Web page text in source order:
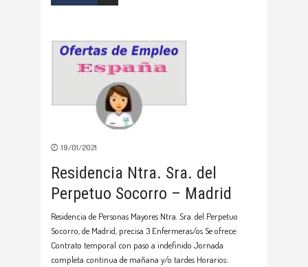
19/01/2021
Residencia Ntra. Sra. del
Perpetuo Socorro – Madrid
Residencia de Personas Mayores Ntra. Sra. del Perpetuo
Socorro, de Madrid, precisa 3 Enfermeras/os Se ofrece:
Contrato temporal con paso a indefinido Jornada
completa continua de mañana y/o tardes Horarios: